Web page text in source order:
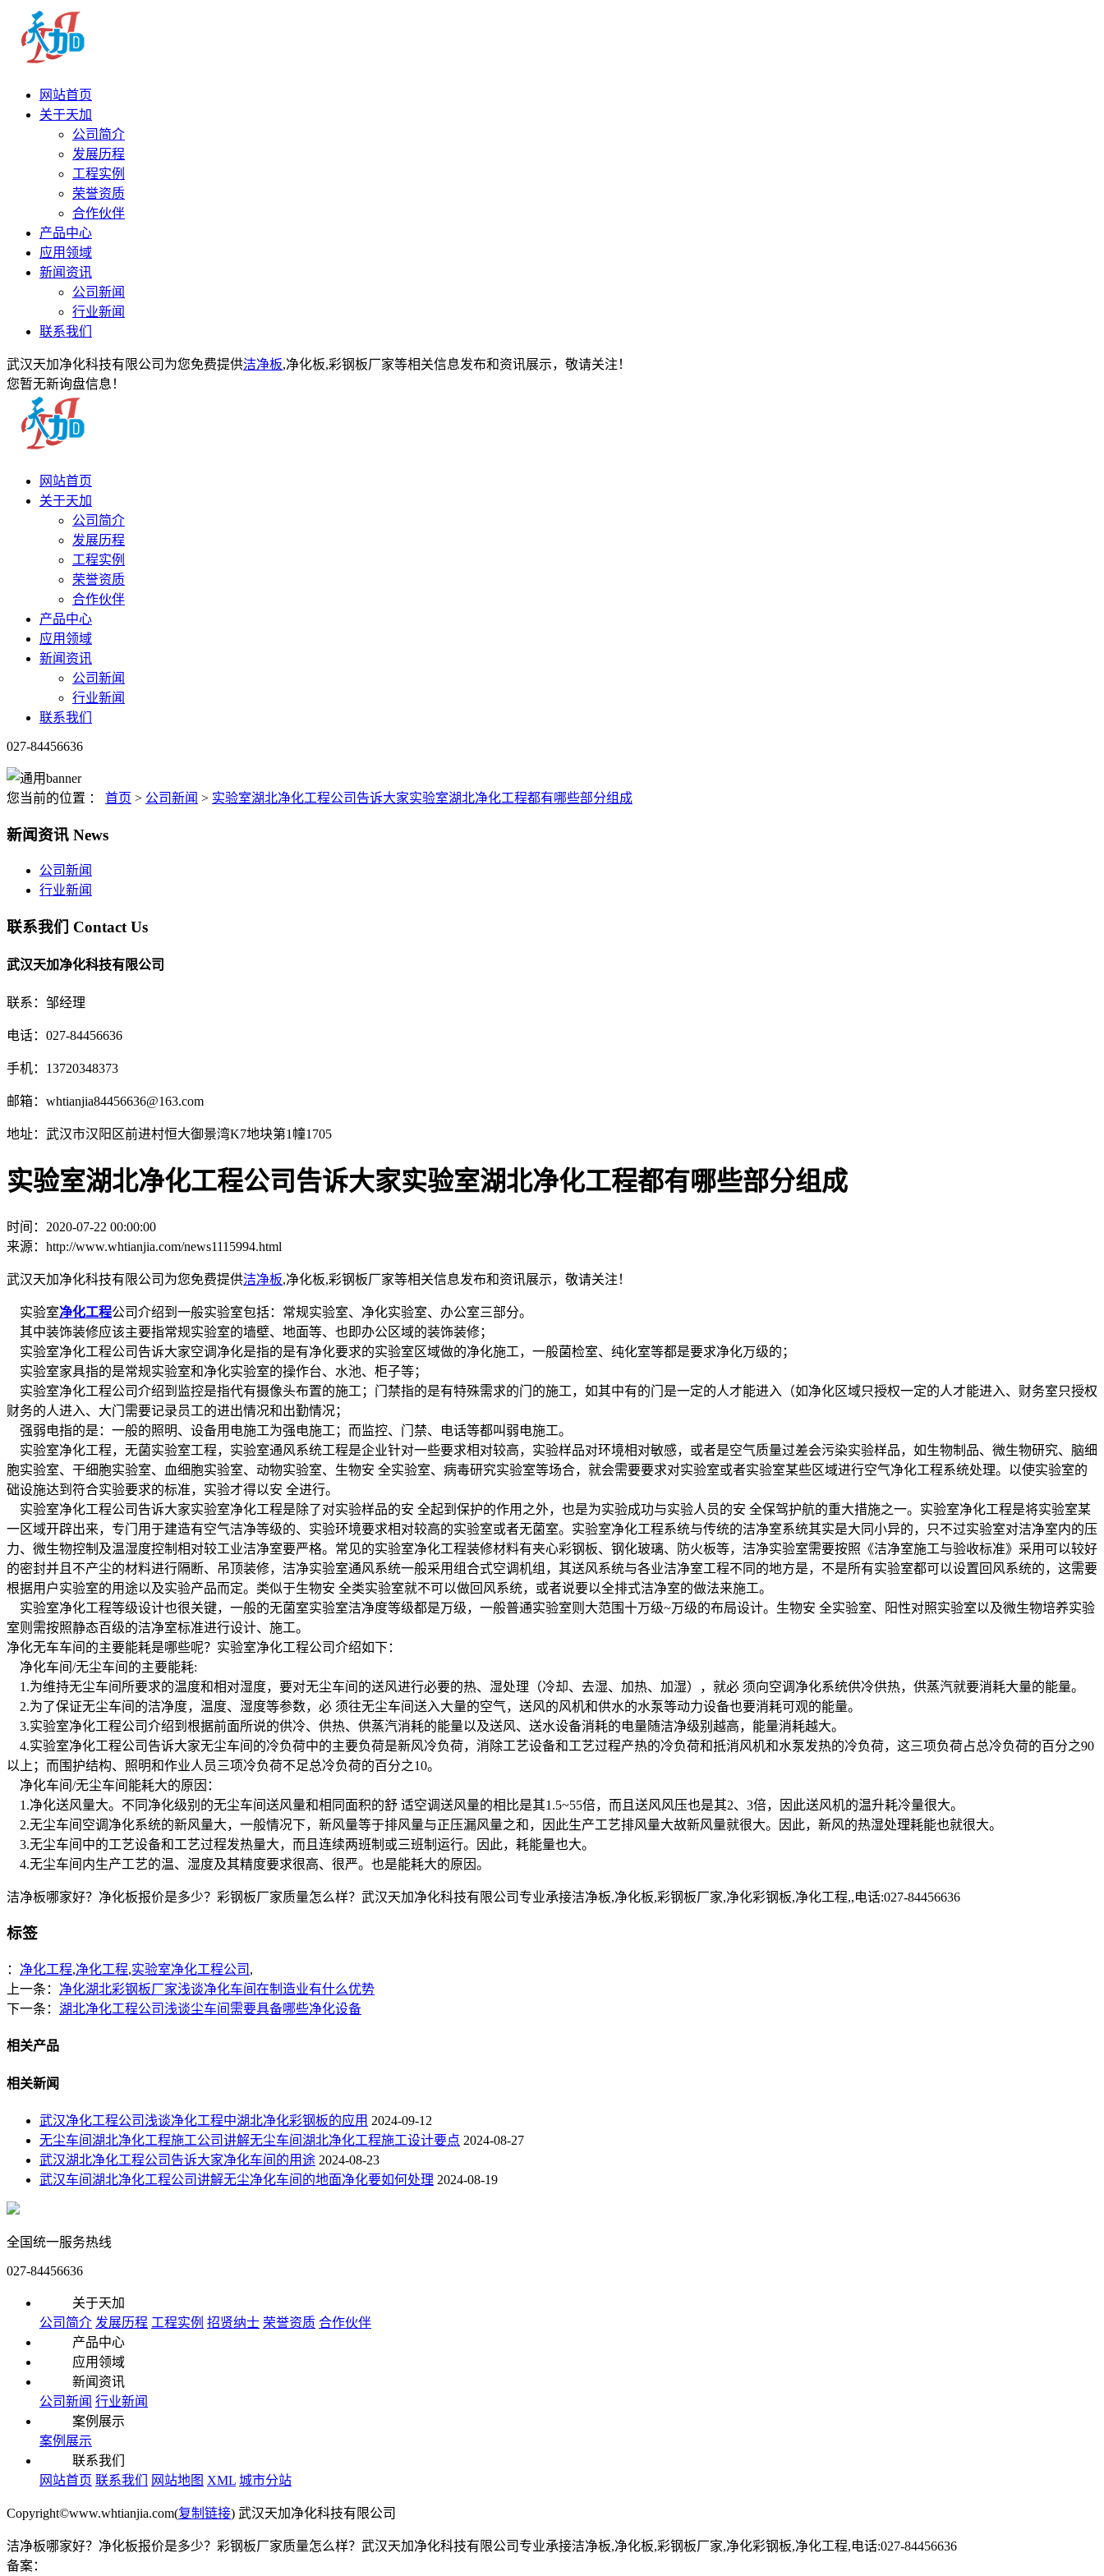
网站首页
关于天加
公司简介
发展历程
工程实例
荣誉资质
合作伙伴
产品中心
应用领域
新闻资讯
公司新闻
行业新闻
联系我们
武汉天加净化科技有限公司为您免费提供洁净板,净化板,彩钢板厂家等相关信息发布和资讯展示，敬请关注！
您暂无新询盘信息！
网站首页
关于天加
公司简介
发展历程
工程实例
荣誉资质
合作伙伴
产品中心
应用领域
新闻资讯
公司新闻
行业新闻
联系我们
027-84456636
您当前的位置 ： 首页 > 公司新闻 > 实验室湖北净化工程公司告诉大家实验室湖北净化工程都有哪些部分组成
新闻资讯 News
公司新闻
行业新闻
联系我们 Contact Us
武汉天加净化科技有限公司
联系：邹经理
电话：027-84456636
手机：13720348373
邮箱：whtianjia84456636@163.com
地址：武汉市汉阳区前进村恒大御景湾K7地块第1幢1705
实验室湖北净化工程公司告诉大家实验室湖北净化工程都有哪些部分组成
时间：2020-07-22 00:00:00
来源：http://www.whtianjia.com/news1115994.html
武汉天加净化科技有限公司为您免费提供洁净板,净化板,彩钢板厂家等相关信息发布和资讯展示，敬请关注！
实验室净化工程公司介绍到一般实验室包括：常规实验室、净化实验室、办公室三部分。
其中装饰装修应该主要指常规实验室的墙壁、地面等、也即办公区域的装饰装修；
实验室净化工程公司告诉大家空调净化是指的是有净化要求的实验室区域做的净化施工，一般菌检室、纯化室等都是要求净化万级的；
实验室家具指的是常规实验室和净化实验室的操作台、水池、柜子等；
实验室净化工程公司介绍到监控是指代有摄像头布置的施工；门禁指的是有特殊需求的门的施工，如其中有的门是一定的人才能进入（如净化区域只授权一定的人才能进入、财务室只授权
财务的人进入、大门需要记录员工的进出情况和出勤情况；
强弱电指的是：一般的照明、设备用电施工为强电施工；而监控、门禁、电话等都叫弱电施工。
实验室净化工程，无菌实验室工程，实验室通风系统工程是企业针对一些要求相对较高，实验样品对环境相对敏感，或者是空气质量过差会污染实验样品，如生物制品、微生物研究、脑细
胞实验室、干细胞实验室、血细胞实验室、动物实验室、生物安 全实验室、病毒研究实验室等场合，就会需要要求对实验室或者实验室某些区域进行空气净化工程系统处理。以使实验室的
础设施达到符合实验要求的标准，实验才得以安 全进行。
实验室净化工程公司告诉大家实验室净化工程是除了对实验样品的安 全起到保护的作用之外，也是为实验成功与实验人员的安 全保驾护航的重大措施之一。实验室净化工程是将实验室某
一区域开辟出来，专门用于建造有空气洁净等级的、实验环境要求相对较高的实验室或者无菌室。实验室净化工程系统与传统的洁净室系统其实是大同小异的，只不过实验室对洁净室内的压
力、微生物控制及温湿度控制相对较工业洁净室要严格。常见的实验室净化工程装修材料有夹心彩钢板、钢化玻璃、防火板等，洁净实验室需要按照《洁净室施工与验收标准》采用可以较好
的密封并且不产尘的材料进行隔断、吊顶装修，洁净实验室通风系统一般采用组合式空调机组，其送风系统与各业洁净室工程不同的地方是，不是所有实验室都可以设置回风系统的，这需要
根据用户实验室的用途以及实验产品而定。类似于生物安 全类实验室就不可以做回风系统，或者说要以全排式洁净室的做法来施工。
实验室净化工程等级设计也很关键，一般的无菌室实验室洁净度等级都是万级，一般普通实验室则大范围十万级~万级的布局设计。生物安 全实验室、阳性对照实验室以及微生物培养实验
室则需按照静态百级的洁净室标准进行设计、施工。
净化无车车间的主要能耗是哪些呢？实验室净化工程公司介绍如下：
净化车间/无尘车间的主要能耗:
1.为维持无尘车间所要求的温度和相对湿度，要对无尘车间的送风进行必要的热、湿处理（冷却、去湿、加热、加湿），就必 须向空调净化系统供冷供热，供蒸汽就要消耗大量的能量。
2.为了保证无尘车间的洁净度，温度、湿度等参数，必 须往无尘车间送入大量的空气，送风的风机和供水的水泵等动力设备也要消耗可观的能量。
3.实验室净化工程公司介绍到根据前面所说的供冷、供热、供蒸汽消耗的能量以及送风、送水设备消耗的电量随洁净级别越高，能量消耗越大。
4.实验室净化工程公司告诉大家无尘车间的冷负荷中的主要负荷是新风冷负荷，消除工艺设备和工艺过程产热的冷负荷和抵消风机和水泵发热的冷负荷，这三项负荷占总冷负荷的百分之90
以上；而围护结构、照明和作业人员三项冷负荷不足总冷负荷的百分之10。
净化车间/无尘车间能耗大的原因：
1.净化送风量大。不同净化级别的无尘车间送风量和相同面积的舒 适空调送风量的相比是其1.5~55倍，而且送风风压也是其2、3倍，因此送风机的温升耗冷量很大。
2.无尘车间空调净化系统的新风量大，一般情况下，新风量等于排风量与正压漏风量之和，因此生产工艺排风量大故新风量就很大。因此，新风的热湿处理耗能也就很大。
3.无尘车间中的工艺设备和工艺过程发热量大，而且连续两班制或三班制运行。因此，耗能量也大。
4.无尘车间内生产工艺的温、湿度及其精度要求很高、很严。也是能耗大的原因。
洁净板哪家好？净化板报价是多少？彩钢板厂家质量怎么样？武汉天加净化科技有限公司专业承接洁净板,净化板,彩钢板厂家,净化彩钢板,净化工程,,电话:027-84456636
标签
： 净化工程,净化工程,实验室净化工程公司 ,
上一条： 净化湖北彩钢板厂家浅谈净化车间在制造业有什么优势
下一条： 湖北净化工程公司浅谈尘车间需要具备哪些净化设备
相关产品
相关新闻
武汉净化工程公司浅谈净化工程中湖北净化彩钢板的应用 2024-09-12
无尘车间湖北净化工程施工公司讲解无尘车间湖北净化工程施工设计要点 2024-08-27
武汉湖北净化工程公司告诉大家净化车间的用途 2024-08-23
武汉车间湖北净化工程公司讲解无尘净化车间的地面净化要如何处理 2024-08-19
全国统一服务热线
027-84456636
关于天加
公司简介 发展历程 工程实例 招贤纳士 荣誉资质 合作伙伴
产品中心
应用领域
新闻资讯
公司新闻 行业新闻
案例展示
案例展示
联系我们
网站首页 联系我们 网站地图 XML 城市分站
Copyright©www.whtianjia.com(复制链接) 武汉天加净化科技有限公司
洁净板哪家好？净化板报价是多少？彩钢板厂家质量怎么样？武汉天加净化科技有限公司专业承接洁净板,净化板,彩钢板厂家,净化彩钢板,净化工程,电话:027-84456636
备案：